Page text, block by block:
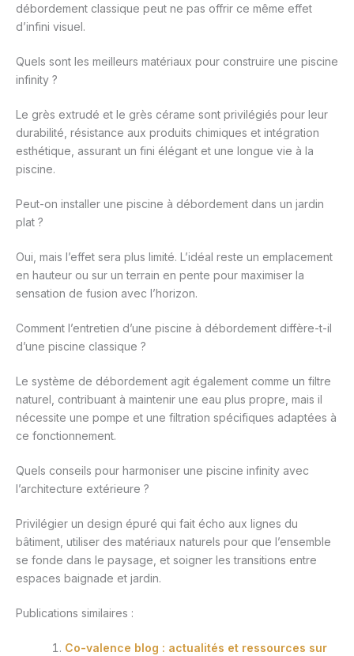
débordement classique peut ne pas offrir ce même effet
d’infini visuel.
Quels sont les meilleurs matériaux pour construire une piscine
infinity ?
Le grès extrudé et le grès cérame sont privilégiés pour leur
durabilité, résistance aux produits chimiques et intégration
esthétique, assurant un fini élégant et une longue vie à la
piscine.
Peut-on installer une piscine à débordement dans un jardin
plat ?
Oui, mais l’effet sera plus limité. L’idéal reste un emplacement
en hauteur ou sur un terrain en pente pour maximiser la
sensation de fusion avec l’horizon.
Comment l’entretien d’une piscine à débordement diffère-t-il
d’une piscine classique ?
Le système de débordement agit également comme un filtre
naturel, contribuant à maintenir une eau plus propre, mais il
nécessite une pompe et une filtration spécifiques adaptées à
ce fonctionnement.
Quels conseils pour harmoniser une piscine infinity avec
l’architecture extérieure ?
Privilégier un design épuré qui fait écho aux lignes du
bâtiment, utiliser des matériaux naturels pour que l’ensemble
se fonde dans le paysage, et soigner les transitions entre
espaces baignade et jardin.
Publications similaires :
Co-valence blog : actualités et ressources sur